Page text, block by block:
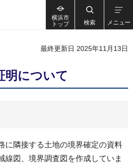
横浜市
トップ
検索 メニュー
最終更新日 2025年11月13日
明について
に隣接する土地の境界確定の資料
線図、境界調査図を作成していま